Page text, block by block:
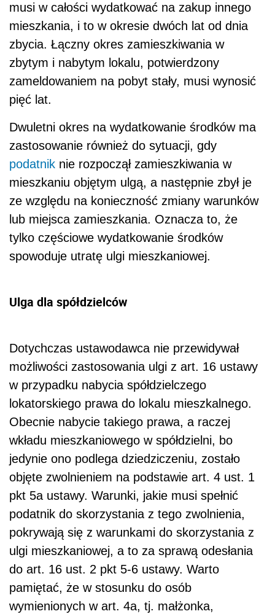
musi w całości wydatkować na zakup innego
mieszkania, i to w okresie dwóch lat od dnia
zbycia. Łączny okres zamieszkiwania w
zbytym i nabytym lokalu, potwierdzony
zameldowaniem na pobyt stały, musi wynosić
pięć lat.
Dwuletni okres na wydatkowanie środków ma
zastosowanie również do sytuacji, gdy
podatnik nie rozpoczął zamieszkiwania w
mieszkaniu objętym ulgą, a następnie zbył je
ze względu na konieczność zmiany warunków
lub miejsca zamieszkania. Oznacza to, że
tylko częściowe wydatkowanie środków
spowoduje utratę ulgi mieszkaniowej.
Ulga dla spółdzielców
Dotychczas ustawodawca nie przewidywał
możliwości zastosowania ulgi z art. 16 ustawy
w przypadku nabycia spółdzielczego
lokatorskiego prawa do lokalu mieszkalnego.
Obecnie nabycie takiego prawa, a raczej
wkładu mieszkaniowego w spółdzielni, bo
jedynie ono podlega dziedziczeniu, zostało
objęte zwolnieniem na podstawie art. 4 ust. 1
pkt 5a ustawy. Warunki, jakie musi spełnić
podatnik do skorzystania z tego zwolnienia,
pokrywają się z warunkami do skorzystania z
ulgi mieszkaniowej, a to za sprawą odesłania
do art. 16 ust. 2 pkt 5-6 ustawy. Warto
pamiętać, że w stosunku do osób
wymienionych w art. 4a, tj. małżonka,